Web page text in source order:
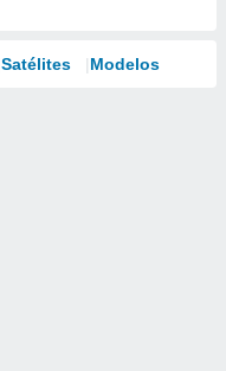
Satélites Modelos